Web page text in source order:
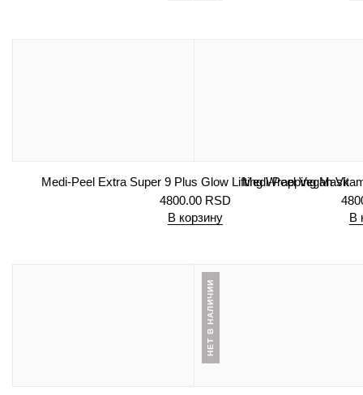
Medi-Peel Extra Super 9 Plus Glow Lifting Wrapping Mask
4800.00 RSD
В корзину
Medi-Peel Vegan
В
НЕТ В НАЛИЧИИ